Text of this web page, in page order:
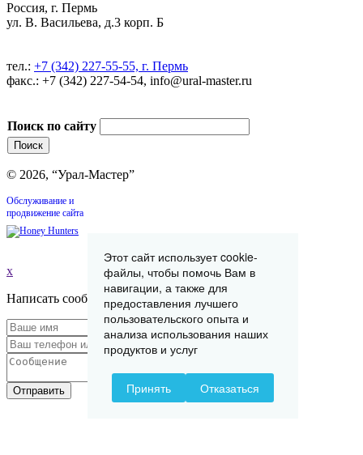
Россия, г. Пермь
ул. В. Васильева, д.3 корп. Б
тел.: +7 (342) 227-55-55, г. Пермь
факс.: +7 (342) 227-54-54, info@ural-master.ru
Поиск по сайту
© 2026, “Урал-Мастер”
Обслуживание и
продвижение сайта
x
Написать сообщение
Отправить
Этот сайт использует cookie-
файлы, чтобы помочь Вам в
навигации, а также для
предоставления лучшего
пользовательского опыта и
анализа использования наших
продуктов и услуг
Принять Отказаться